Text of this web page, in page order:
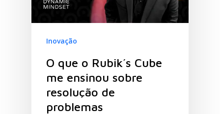
Inovação
O que o Rubik´s Cube
me ensinou sobre
resolução de
problemas